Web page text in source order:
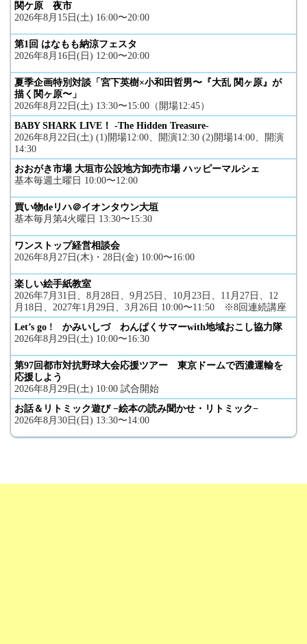
関ケ原 夜市
2026年8月15日(土) 16:00〜20:00
第1回 はなもも納涼フェスタ
2026年8月16日(日) 12:00〜20:00
夏季企画特別対談「宮下英樹×小和田哲男〜『大乱 関ヶ原』が
描く関ヶ原〜」
2026年8月22日(土) 13:30〜15:00（開場12:45）
BABY SHARK LIVE！ -The Hidden Treasure-
2026年8月22日(土) (1)開場12:00、開演12:30 (2)開場14:00、開演
14:30
おおがき市場 大垣市公設地方卸売市場 ハッピーマルシェ
基本毎週土曜日 10:00〜12:00
買い物deリハ＠イオンタウン大垣
基本毎月第4火曜日 13:30〜15:30
ワンストップ経営相談会
2026年8月27日(木)・28日(金) 10:00〜16:00
楽しい絵手紙教室
2026年7月31日、8月28日、9月25日、10月23日、11月27日、12
月18日、2027年1月29日、3月26日 10:00〜11:50 ※8回連続講座
Let’s go ! かみいしづ わんぱくサマーwith地域おこし協力隊
2026年8月29日(土) 10:00〜16:30
第97回都市対抗野球大会応援ツアー 東京ドームで西濃運輸を
応援しよう
2026年8月29日(土) 10:00 試合開始
お話＆リトミック遊び −絵本の読み聞かせ・リトミック−
2026年8月30日(日) 13:30〜14:00